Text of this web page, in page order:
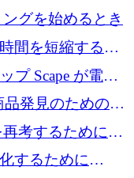
に賭けました
グを始めるとき
間を短縮する英
万ドルを獲得
プ Scape が電子
万ドルを調達し
品発見のための
ーロを調達
考するために
するために